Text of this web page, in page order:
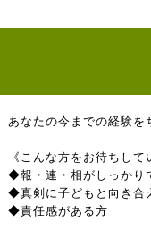
あなたの今までの経験を
《こんな方をお待ちして
◆報・連・相がしっかり
◆真剣に子どもと向き合
◆責任感がある方